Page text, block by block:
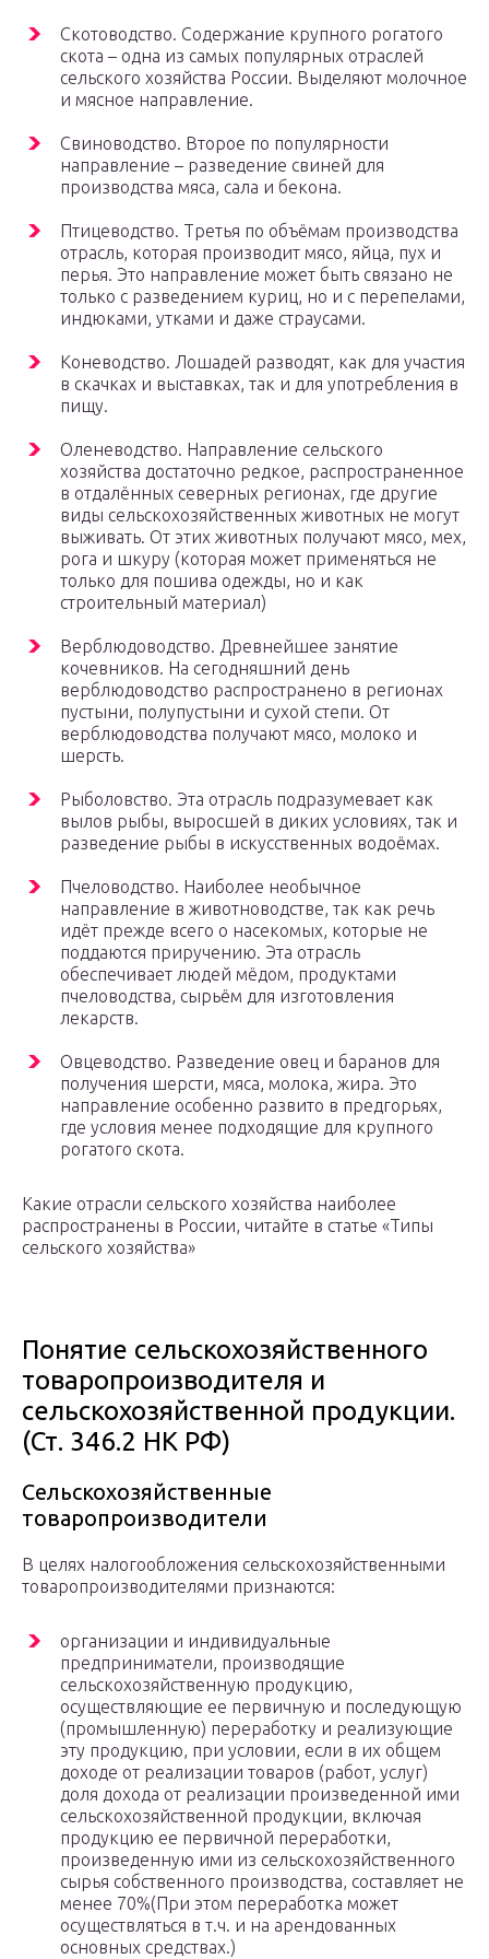
Скотоводство. Содержание крупного рогатого
скота – одна из самых популярных отраслей
сельского хозяйства России. Выделяют молочное
и мясное направление.
Свиноводство. Второе по популярности
направление – разведение свиней для
производства мяса, сала и бекона.
Птицеводство. Третья по объёмам производства
отрасль, которая производит мясо, яйца, пух и
перья. Это направление может быть связано не
только с разведением куриц, но и с перепелами,
индюками, утками и даже страусами.
Коневодство. Лошадей разводят, как для участия
в скачках и выставках, так и для употребления в
пищу.
Оленеводство. Направление сельского
хозяйства достаточно редкое, распространенное
в отдалённых северных регионах, где другие
виды сельскохозяйственных животных не могут
выживать. От этих животных получают мясо, мех,
рога и шкуру (которая может применяться не
только для пошива одежды, но и как
строительный материал)
Верблюдоводство. Древнейшее занятие
кочевников. На сегодняшний день
верблюдоводство распространено в регионах
пустыни, полупустыни и сухой степи. От
верблюдоводства получают мясо, молоко и
шерсть.
Рыболовство. Эта отрасль подразумевает как
вылов рыбы, выросшей в диких условиях, так и
разведение рыбы в искусственных водоёмах.
Пчеловодство. Наиболее необычное
направление в животноводстве, так как речь
идёт прежде всего о насекомых, которые не
поддаются приручению. Эта отрасль
обеспечивает людей мёдом, продуктами
пчеловодства, сырьём для изготовления
лекарств.
Овцеводство. Разведение овец и баранов для
получения шерсти, мяса, молока, жира. Это
направление особенно развито в предгорьях,
где условия менее подходящие для крупного
рогатого скота.
Какие отрасли сельского хозяйства наиболее
распространены в России, читайте в статье «Типы
сельского хозяйства»
Понятие сельскохозяйственного
товаропроизводителя и
сельскохозяйственной продукции.
(Ст. 346.2 НК РФ)
Сельскохозяйственные
товаропроизводители
В целях налогообложения сельскохозяйственными
товаропроизводителями признаются:
организации и индивидуальные
предприниматели, производящие
сельскохозяйственную продукцию,
осуществляющие ее первичную и последующую
(промышленную) переработку и реализующие
эту продукцию, при условии, если в их общем
доходе от реализации товаров (работ, услуг)
доля дохода от реализации произведенной ими
сельскохозяйственной продукции, включая
продукцию ее первичной переработки,
произведенную ими из сельскохозяйственного
сырья собственного производства, составляет не
менее 70%(При этом переработка может
осуществляться в т.ч. и на арендованных
основных средствах.)